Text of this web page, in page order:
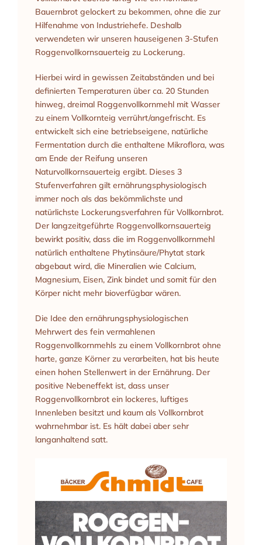
Bauernbrot gelockert zu bekommen, ohne die zur
Hilfenahme von Industriehefe. Deshalb
verwendeten wir unseren hauseigenen 3-Stufen
Roggenvollkornsauerteig zu Lockerung.
Hierbei wird in gewissen Zeitabständen und bei
definierten Temperaturen über ca. 20 Stunden
hinweg, dreimal Roggenvollkornmehl mit Wasser
zu einem Vollkornteig verrührt/angefrischt. Es
entwickelt sich eine betriebseigene, natürliche
Fermentation durch die enthaltene Mikroflora, was
am Ende der Reifung unseren
Naturvollkornsauerteig ergibt. Dieses 3
Stufenverfahren gilt ernährungsphysiologisch
immer noch als das bekömmlichste und
natürlichste Lockerungsverfahren für Vollkornbrot.
Der langzeitgeführte Roggenvollkornsauerteig
bewirkt positiv, dass die im Roggenvollkornmehl
natürlich enthaltene Phytinsäure/Phytat stark
abgebaut wird, die Mineralien wie Calcium,
Magnesium, Eisen, Zink bindet und somit für den
Körper nicht mehr bioverfügbar wären.
Die Idee den ernährungsphysiologischen
Mehrwert des fein vermahlenen
Roggenvollkornmehls zu einem Vollkornbrot ohne
harte, ganze Körner zu verarbeiten, hat bis heute
einen hohen Stellenwert in der Ernährung. Der
positive Nebeneffekt ist, dass unser
Roggenvollkornbrot ein lockeres, luftiges
Innenleben besitzt und kaum als Vollkornbrot
wahrnehmbar ist. Es hält dabei aber sehr
langanhaltend satt.